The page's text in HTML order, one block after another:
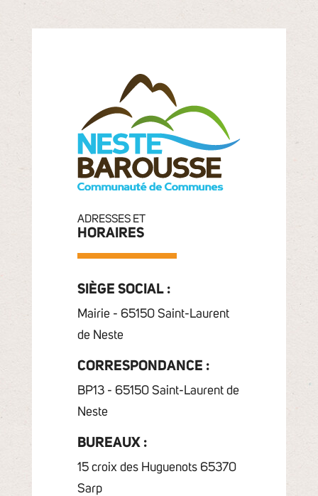
ADRESSES ET
HORAIRES
SIÈGE SOCIAL :
Mairie - 65150 Saint-Laurent
de Neste
CORRESPONDANCE :
BP13 - 65150 Saint-Laurent de
Neste
BUREAUX :
15 croix des Huguenots 65370
Sarp